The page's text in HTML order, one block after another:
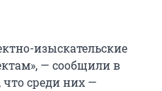
изыскательские
— сообщили в
что среди них —